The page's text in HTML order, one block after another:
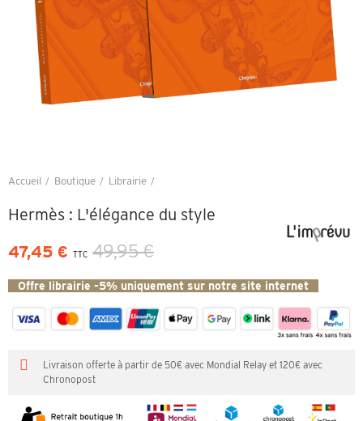
Accueil Boutique Librairie
Hermès : L'élégance du style
47,45 € TTC 49,95 €
Offre librairie -5% uniquement sur notre site internet
Livraison offerte à partir de 50€ avec Mondial Relay et 120€ avec
Chronopost